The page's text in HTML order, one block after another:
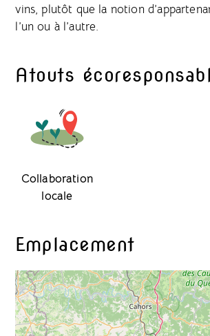
vins, plutôt que la notion
l’un ou à l’autre.
Atouts
Collaboration
locale
Emplacement